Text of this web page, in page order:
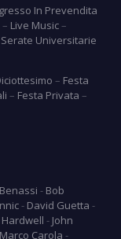
In Prevendita
– Live Music–
Serate Universitarie
– Festa
– Festa Privata –
- Bob
- David Guetta -
Hardwell - John
Marco Carola -